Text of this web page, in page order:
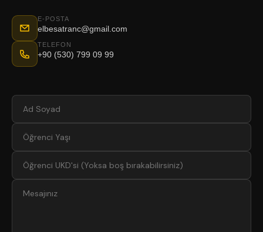
E-POSTA
elbesatranc@gmail.com
TELEFON
+90 (530) 799 09 99